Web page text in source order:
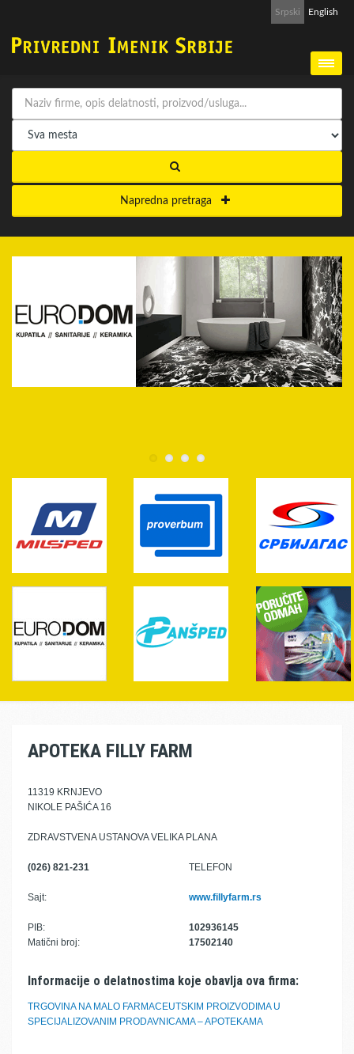
Srpski English
Napredna pretraga
APOTEKA FILLY FARM
11319 KRNJEVO
NIKOLE PAŠIĆA 16
ZDRAVSTVENA USTANOVA VELIKA PLANA
(026) 821-231 TELEFON
Sajt: www.fillyfarm.rs
PIB:
102936145
Matični broj:
17502140
Informacije o delatnostima koje obavlja ova firma:
TRGOVINA NA MALO FARMACEUTSKIM PROIZVODIMA U
SPECIJALIZOVANIM PRODAVNICAMA – APOTEKAMA